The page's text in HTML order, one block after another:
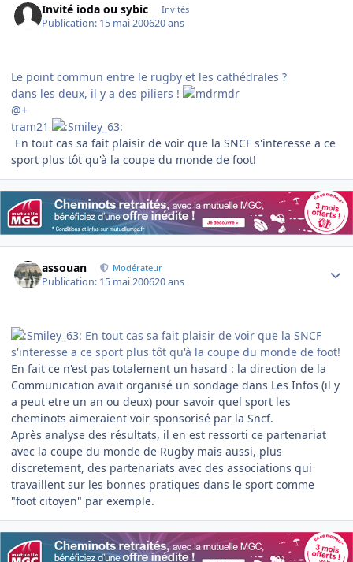
Invité ioda ou sybic Invités
Publication: 15 mai 200620 ans
Le point commun entre le rugby et les cathédrales ?
dans les deux, il y a des piliers !
@+
tram21
En tout cas sa fait plaisir de voir que la SNCF s'interesse a ce
sport plus tôt qu'à la coupe du monde de foot!
assouan Modérateur
Publication: 15 mai 200620 ans
En tout cas sa fait plaisir de voir que la SNCF
s'interesse a ce sport plus tôt qu'à la coupe du monde de foot!
En fait ce n'est pas totalement un hasard : la direction de la
Communication avait organisé un sondage dans Les Infos (il y
a peut etre un an ou deux) pour savoir quel sport les
cheminots aimeraient voir sponsorisé par la Sncf.
Après analyse des résultats, il en est ressorti ce partenariat
avec la coupe du monde de Rugby mais aussi, plus
discretement, des partenariats avec des associations qui
travaillent sur les bonnes pratiques dans le sport comme
"foot citoyen" par exemple.